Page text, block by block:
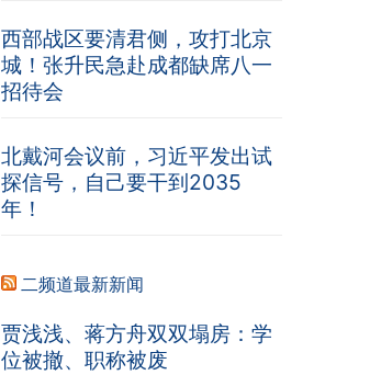
西部战区要清君侧，攻打北京
城！张升民急赴成都缺席八一
招待会
北戴河会议前，习近平发出试
探信号，自己要干到2035
年！
二频道最新新闻
贾浅浅、蒋方舟双双塌房：学
位被撤、职称被废